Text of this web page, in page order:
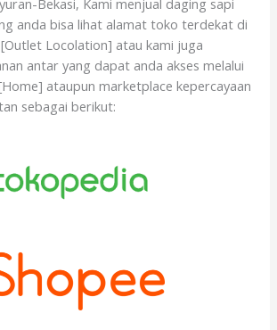
anda bisa lihat alamat toko terdekat di
Locolation] atau kami juga
antar yang dapat anda akses melalui
ataupun marketplace kepercayaan
sebagai berikut: